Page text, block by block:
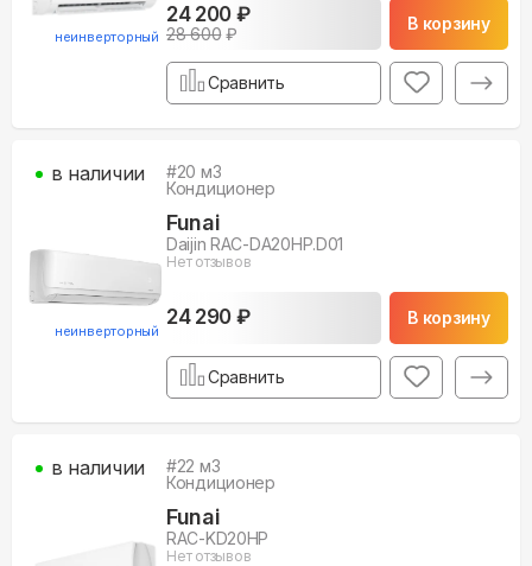
неинверторный
24 200 ₽
28 600₽
В корзину
Сравнить
неинверторный
#20 м3
Кондиционер
Funai
Daijin RAC-DA20HP.D01
Нет отзывов
24 290 ₽ В корзину
в наличии
Сравнить
#22 м3
Кондиционер
Funai
RAC-KD20HP
Нет отзывов
в наличии